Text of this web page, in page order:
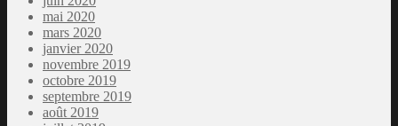
mai 2020
mars 2020
janvier 2020
novembre 2019
octobre 2019
septembre 2019
août 2019